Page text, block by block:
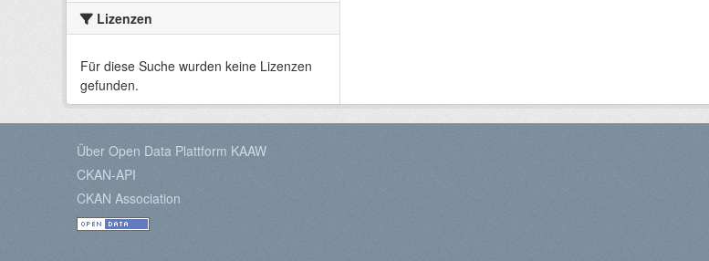
Lizenzen
Für diese Suche wurden keine Lizenzen
gefunden.
Über Open Data Plattform KAAW
CKAN-API
CKAN Association